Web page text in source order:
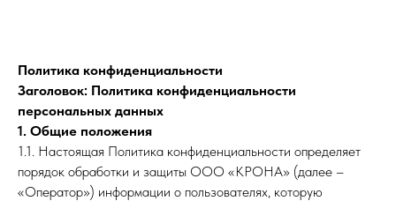
Политика конфиденциальности
Заголовок: Политика конфиденциальности
персональных данных
1. Общие положения
1.1. Настоящая Политика конфиденциальности определяет
порядок обработки и защиты ООО «КРОНА» (далее –
«Оператор») информации о пользователях, которую